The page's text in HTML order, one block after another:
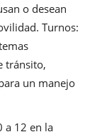
o desean
Turnos:
tránsito,
un manejo
a 12 en la